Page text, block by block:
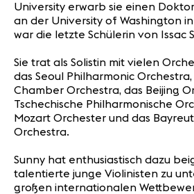
Kontakt
University erwarb sie einen
an der University of Washington in
war die letzte Schülerin von Issac
Sie trat als Solistin mit vielen
das Seoul Philharmonic
Chamber Orchestra, das Beijing
Tschechische Philharmonische
Mozart Orchester und das
Orchestra.
Sunny hat enthusiastisch dazu
talentierte junge Violinisten zu
großen internationalen